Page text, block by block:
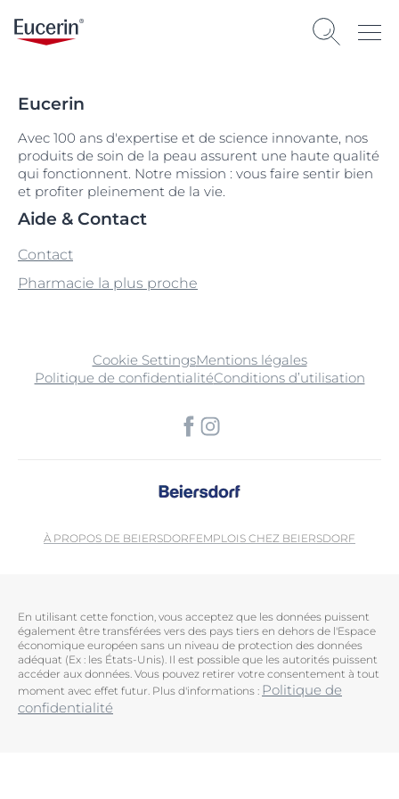
Eucerin
Avec 100 ans d'expertise et de science innovante, nos
produits de soin de la peau assurent une haute qualité
qui fonctionnent. Notre mission : vous faire sentir bien
et profiter pleinement de la vie.
Aide & Contact
Contact
Pharmacie la plus proche
Cookie SettingsMentions légales
Politique de confidentialitéConditions d’utilisation
À PROPOS DE BEIERSDORFEMPLOIS CHEZ BEIERSDORF
En utilisant cette fonction, vous acceptez que les données puissent
également être transférées vers des pays tiers en dehors de l'Espace
économique européen sans un niveau de protection des données
adéquat (Ex : les États-Unis). Il est possible que les autorités puissent
accéder aux données. Vous pouvez retirer votre consentement à tout
moment avec effet futur. Plus d'informations : Politique de
confidentialité